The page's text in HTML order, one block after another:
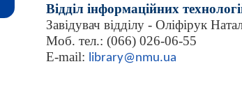
Відділ інформаційних
Завідувач відділу - Оліфірук
Моб. тел.: (066) 026-06-55
E-mail: library@nmu.ua